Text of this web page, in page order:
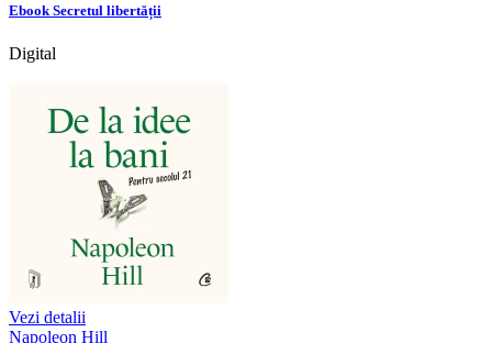
Ebook Secretul libertății
Digital
Vezi detalii
Napoleon Hill